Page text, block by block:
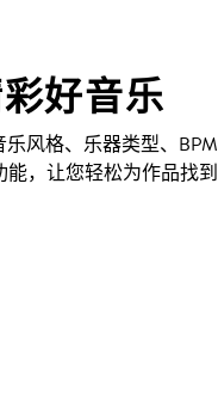
好音乐
风格、乐器类型、BPM
，让您轻松为作品找到